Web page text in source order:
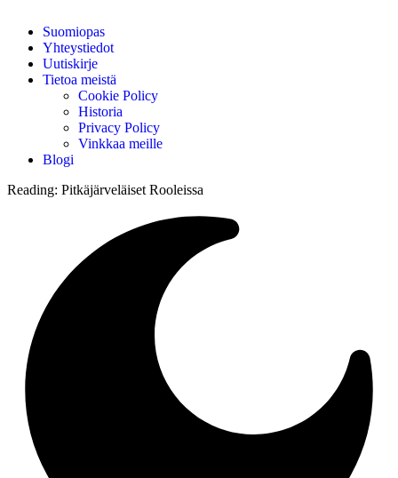
Suomiopas
Yhteystiedot
Uutiskirje
Tietoa meistä
Cookie Policy
Historia
Privacy Policy
Vinkkaa meille
Blogi
Reading: Pitkäjärveläiset Rooleissa